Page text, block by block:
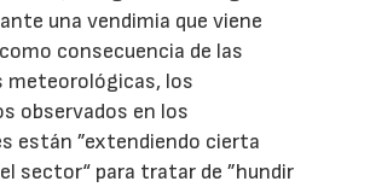
una vendimia que viene
consecuencia de las
meteorológicas, los
observados en los
están ”extendiendo cierta
sector“ para tratar de ”hundir